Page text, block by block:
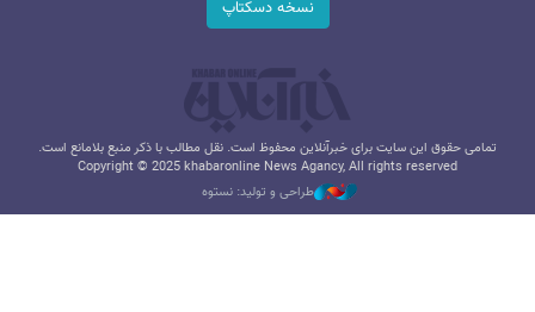
نسخه دسکتاپ
تمامی حقوق این سایت برای خبرآنلاین محفوظ است. نقل مطالب با ذکر منبع بلامانع است.
Copyright © 2025 khabaronline News Agancy, All rights reserved
طراحی و تولید: نستوه